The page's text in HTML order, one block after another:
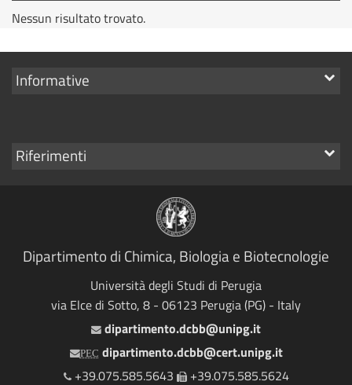
Nessun risultato trovato.
Mostra
Informative
Mostra
Riferimenti
Dipartimento di Chimica, Biologia e Biotecnologie
Università degli Studi di Perugia
via Elce di Sotto, 8 - 06123 Perugia (PG) - Italy
Email
dipartimento.dcbb@unipg.it
PEC dipartimento.dcbb@cert.unipg.it
Telefono
+39.075.585.5643 Fax
+39.075.585.5624